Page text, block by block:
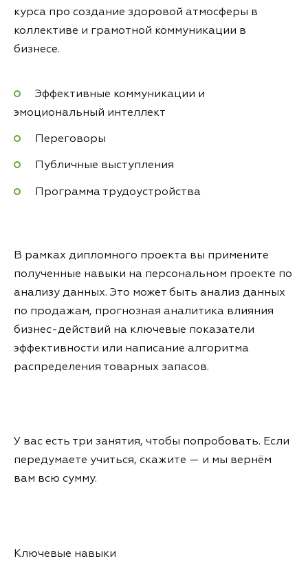
курса про создание здоровой атмосферы в
коллективе и грамотной коммуникации в
бизнесе.
Эффективные коммуникации и
эмоциональный интеллект
Переговоры
Публичные выступления
Программа трудоустройства
В рамках дипломного проекта вы примените
полученные навыки на персональном проекте по
анализу данных. Это может быть анализ данных
по продажам, прогнозная аналитика влияния
бизнес-действий на ключевые показатели
эффективности или написание алгоритма
распределения товарных запасов.
У вас есть три занятия, чтобы попробовать. Если
передумаете учиться, скажите — и мы вернём
вам всю сумму.
Ключевые навыки